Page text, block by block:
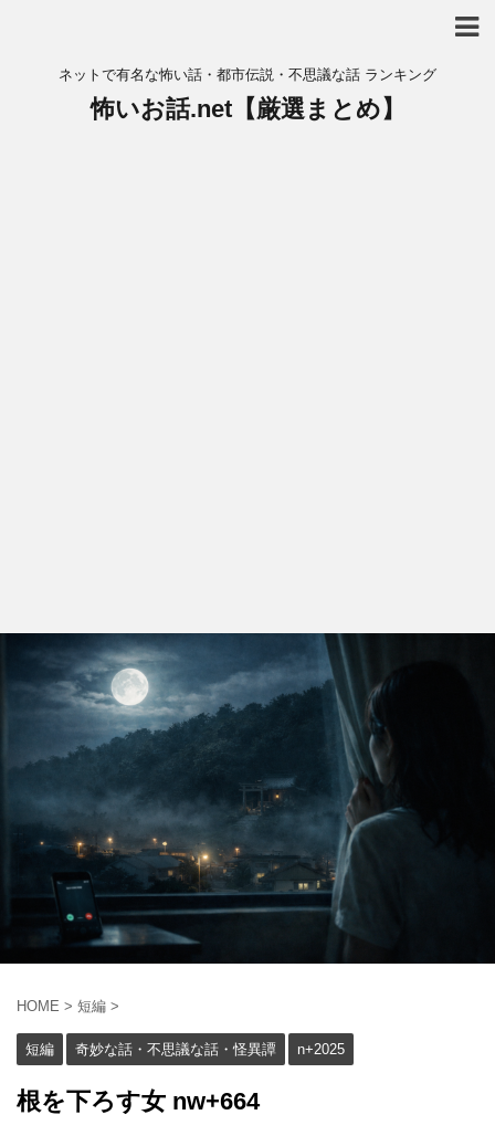
ネットで有名な怖い話・都市伝説・不思議な話 ランキング
怖いお話.net【厳選まとめ】
HOME > 短編 >
短編 奇妙な話・不思議な話・怪異譚 n+2025
根を下ろす女 nw+664